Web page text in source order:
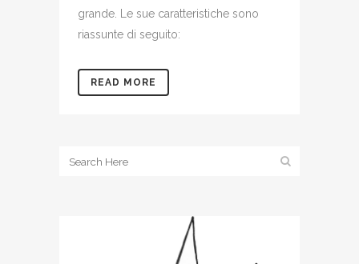
grande. Le sue caratteristiche sono
riassunte di seguito:
READ MORE